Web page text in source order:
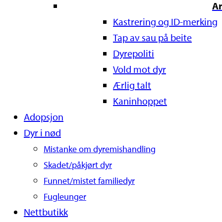
Kastrering og ID-merking
Tap av sau på beite
Dyrepoliti
Vold mot dyr
Ærlig talt
Kaninhoppet
Adopsjon
Dyr i nød
Mistanke om dyremishandling
Skadet/påkjørt dyr
Funnet/mistet familiedyr
Fugleunger
Nettbutikk